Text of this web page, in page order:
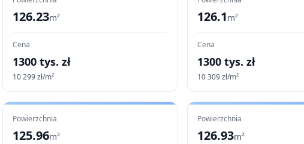
126.23m²
Cena
1300 tys. zł
10 299zł/m²
126.1m²
Cena
1300 tys. zł
10 309zł/m²
Powierzchnia
125.96m²
Powierzchnia
126.93m²